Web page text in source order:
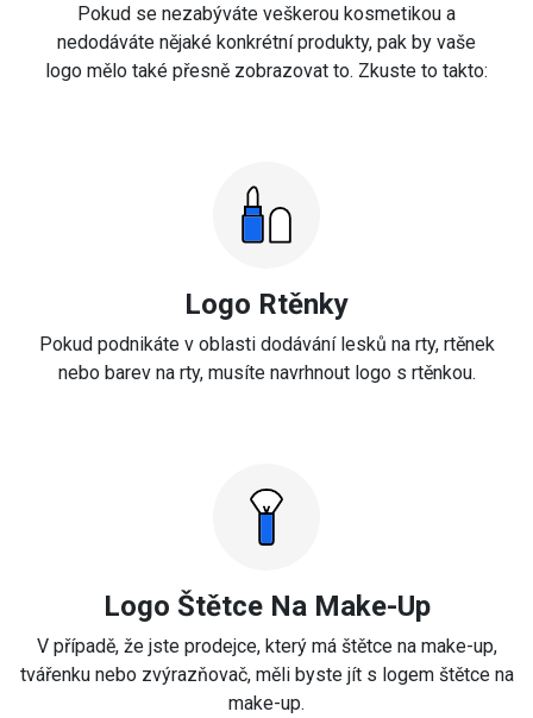
Pokud se nezabýváte veškerou kosmetikou a
nedodáváte nějaké konkrétní produkty, pak by vaše
logo mělo také přesně zobrazovat to. Zkuste to takto:
Logo Rtěnky
Pokud podnikáte v oblasti dodávání lesků na rty, rtěnek
nebo barev na rty, musíte navrhnout logo s rtěnkou.
Logo Štětce Na Make-Up
V případě, že jste prodejce, který má štětce na make-up,
tvářenku nebo zvýrazňovač, měli byste jít s logem štětce na
make-up.